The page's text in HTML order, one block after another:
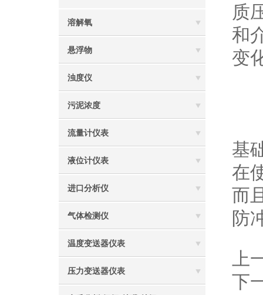
溶解氧
悬浮物
浊度仪
污泥浓度
流量计仪表
液位计仪表
进口分析仪
气体检测仪
温度变送器仪表
压力变送器仪表
质
和
变
基
在
而
防
上
下